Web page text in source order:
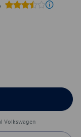
Volkswagen